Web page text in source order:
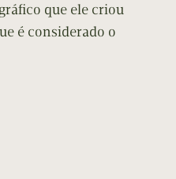
que ele criou
é considerado o